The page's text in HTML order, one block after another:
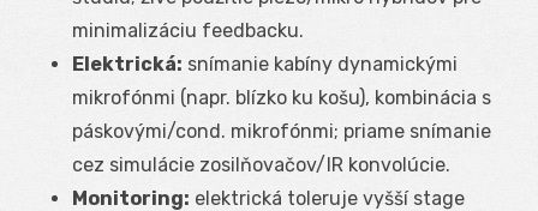
minimalizáciu feedbacku.
Elektrická: snímanie kabíny dynamickými
mikrofónmi (napr. blízko ku košu), kombinácia s
páskovými/cond. mikrofónmi; priame snímanie
cez simulácie zosilňovačov/IR konvolúcie.
Monitoring: elektrická toleruje vyšší stage